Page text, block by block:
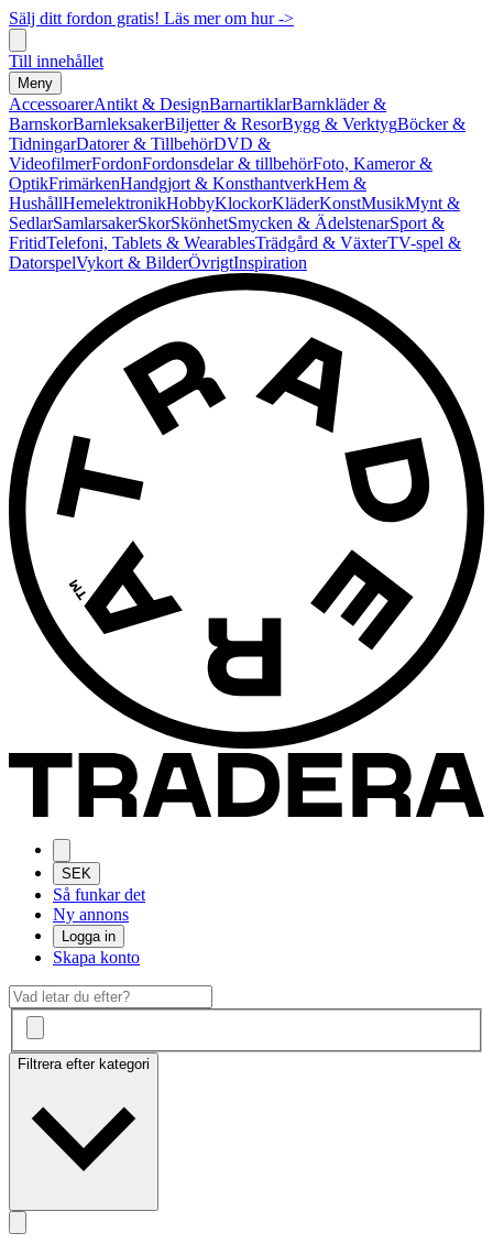
Sälj ditt fordon gratis! Läs mer om hur ->
Till innehållet
Meny
AccessoarerAntikt & DesignBarnartiklarBarnkläder &
BarnskorBarnleksakerBiljetter & ResorBygg & VerktygBöcker &
TidningarDatorer & TillbehörDVD &
VideofilmerFordonFordonsdelar & tillbehörFoto, Kameror &
OptikFrimärkenHandgjort & KonsthantverkHem &
HushållHemelektronikHobbyKlockorKläderKonstMusikMynt &
SedlarSamlarsakerSkorSkönhetSmycken & ÄdelstenarSport &
FritidTelefoni, Tablets & WearablesTrädgård & VäxterTV-spel &
DatorspelVykort & BilderÖvrigtInspiration
SEK
Så funkar det
Ny annons
Logga in
Skapa konto
Filtrera efter kategori